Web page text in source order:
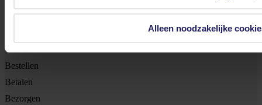
Alleen noodzakelijke
BTW nr: NL 8517.04.578.B01
Klantenservice
Bestellen
Betalen
Bezorgen